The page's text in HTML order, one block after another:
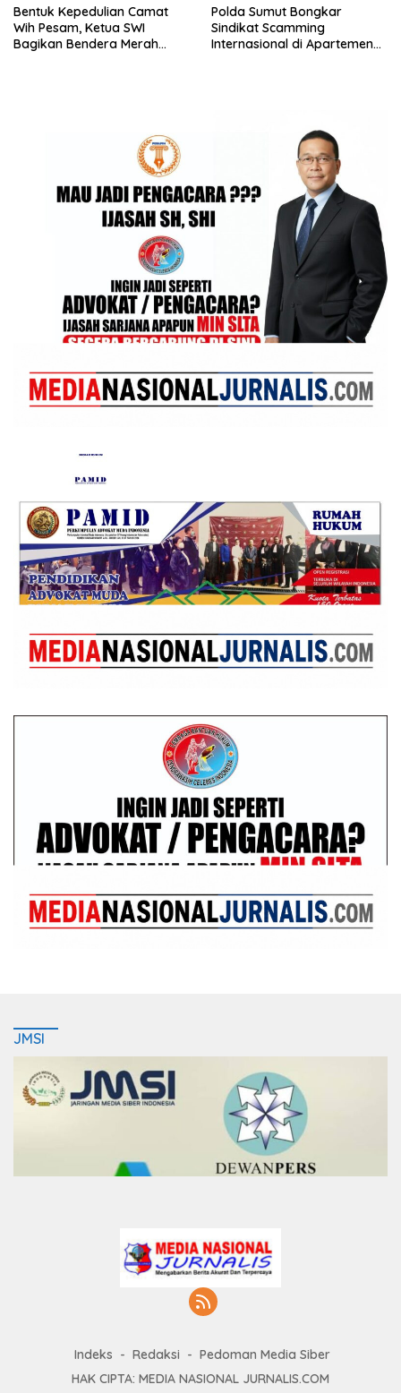
Bentuk Kepedulian Camat
Wih Pesam, Ketua SWI
Bagikan Bendera Merah
Polda Sumut Bongkar
Sindikat Scamming
Internasional di Apartemen
JMSI
Indeks Redaksi
Pedoman Media Siber
HAK CIPTA: MEDIA NASIONAL JURNALIS.COM